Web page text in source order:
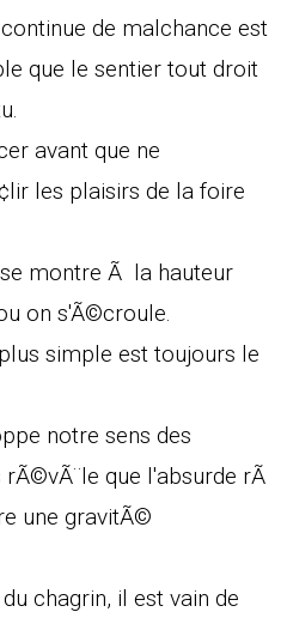
de malchance est
que le sentier tout droit
avant que ne
les plaisirs de la foire
montre Ã la hauteur
on s'Ã©croule.
simple est toujours le
notre sens des
que l'absurde rÃ
une gravitÃ©
chagrin, il est vain de